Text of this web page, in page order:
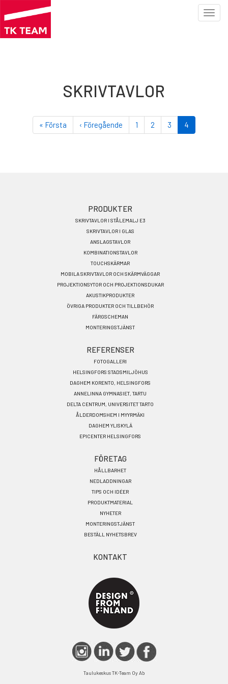
Hoppa
SKRIVTAVLOR
Paginering
First
page
« Första
Föregående
sida
‹ Föregående Sida
1 Sida
2 Sida
3
Nuvarande
sida
4
PRODUKTER
SKRIVTAVLOR I STÅLEMALJ E3
SKRIVTAVLOR I GLAS
ANSLAGSTAVLOR
KOMBINATIONSTAVLOR
TOUCHSKÄRMAR
MOBILA SKRIVTAVLOR OCH SKÄRMVÄGGAR
PROJEKTIONSYTOR OCH PROJEKTIONSDUKAR
AKUSTIKPRODUKTER
ÖVRIGA PRODUKTER OCH TILLBEHÖR
FÄRGSCHEMAN
MONTERINGSTJÄNST
REFERENSER
FOTOGALLERI
HELSINGFORS STADSMILJÖHUS
DAGHEM KORENTO, HELSINGFORS
ANNELINNA GYMNASIET, TARTU
DELTA CENTRUM, UNIVERSITET TARTO
ÅLDERDOMSHEM I MYYRMÄKI
DAGHEM YLISKYLÄ
EPICENTER HELSINGFORS
FÖRETAG
HÅLLBARHET
NEDLADDNINGAR
TIPS OCH IDÉER
PRODUKTMATERIAL
NYHETER
MONTERINGSTJÄNST
BESTÄLL NYHETSBREV
KONTAKT
Taulukeskus TK-Team Oy Ab